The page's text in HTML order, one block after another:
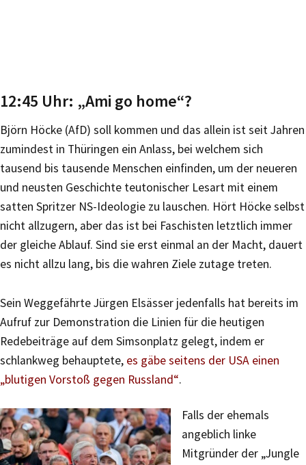
12:45 Uhr: „Ami go home“?
Björn Höcke (AfD) soll kommen und das allein ist seit Jahren
zumindest in Thüringen ein Anlass, bei welchem sich
tausend bis tausende Menschen einfinden, um der neueren
und neusten Geschichte teutonischer Lesart mit einem
satten Spritzer NS-Ideologie zu lauschen. Hört Höcke selbst
nicht allzugern, aber das ist bei Faschisten letztlich immer
der gleiche Ablauf. Sind sie erst einmal an der Macht, dauert
es nicht allzu lang, bis die wahren Ziele zutage treten.
Sein Weggefährte Jürgen Elsässer jedenfalls hat bereits im
Aufruf zur Demonstration die Linien für die heutigen
Redebeiträge auf dem Simsonplatz gelegt, indem er
schlankweg behauptete, es gäbe seitens der USA einen
„blutigen Vorstoß gegen Russland“.
Falls der ehemals
angeblich linke
Mitgründer der „Jungle